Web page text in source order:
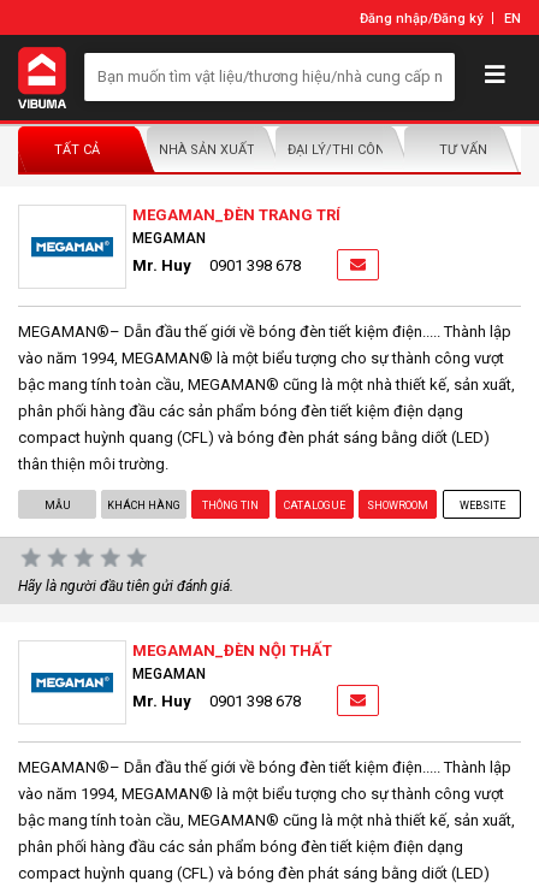
Đăng nhập/Đăng ký EN
TẤT CẢ NHÀ SẢN XUẤT/NHÀ PHÂN PHỐIĐẠI LÝ/THI CÔNG LẮP ĐẶTTƯ VẤN
MEGAMAN_ĐÈN TRANG TRÍ
MEGAMAN
Mr. Huy 0901 398 678
MEGAMAN®– Dẫn đầu thế giới về bóng đèn tiết kiệm điện..... Thành lập
vào năm 1994, MEGAMAN® là một biểu tượng cho sự thành công vượt
bậc mang tính toàn cầu, MEGAMAN® cũng là một nhà thiết kế, sản xuất,
phân phối hàng đầu các sản phẩm bóng đèn tiết kiệm điện dạng
compact huỳnh quang (CFL) và bóng đèn phát sáng bằng diốt (LED)
thân thiện môi trường.
MẪU KHÁCH HÀNG THÔNG TIN CATALOGUE SHOWROOM WEBSITE
Hãy là người đầu tiên gửi đánh giá.
MEGAMAN_ĐÈN NỘI THẤT
MEGAMAN
Mr. Huy 0901 398 678
MEGAMAN®– Dẫn đầu thế giới về bóng đèn tiết kiệm điện..... Thành lập
vào năm 1994, MEGAMAN® là một biểu tượng cho sự thành công vượt
bậc mang tính toàn cầu, MEGAMAN® cũng là một nhà thiết kế, sản xuất,
phân phối hàng đầu các sản phẩm bóng đèn tiết kiệm điện dạng
compact huỳnh quang (CFL) và bóng đèn phát sáng bằng diốt (LED)